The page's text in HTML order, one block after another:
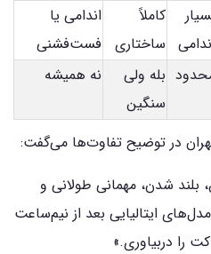
کاملاً
ساختاری
اندامی یا
فست‌فشنی
بله ولی
سنگین
نه همیشه
بلند شدن، مهمانی طولانی و
ایتالیایی بعد از نیم‌ساعت
را دربیاوری.»